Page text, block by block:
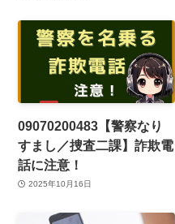
09070200483【警察なり
すまし／捜査二課】詐欺電
話に注意！
2025年10月16日